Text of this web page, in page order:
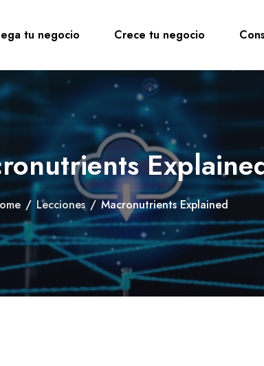
tu negocio Crece tu negocio
/ Lecciones / Macronutrients Explained